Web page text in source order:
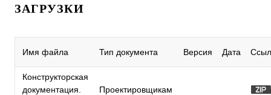
ЗАГРУЗКИ
Имя файла Тип документа Версия Дата
Конструкторская
документация.
Проектировщикам